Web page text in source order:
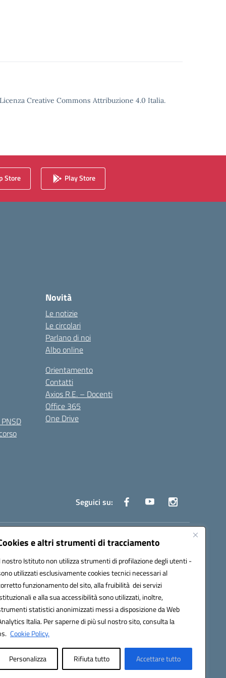
e altri strumenti di tracciamento
nostro Istituto non utilizza strumenti di profilazione degli utenti -
utilizzati esclusivamente cookies tecnici necessari al
funzionamento del sito, alla fruibilità dei servizi
e alla sua accessibilità sono utilizzati, inoltre,
statistici anonimizzati messi a disposizione da Web
Italia. Per saperne di più sul nostro sito, consulta la
Cookie Policy.
Personalizza Rifiuta tutto Accettare tutto
Creative Commons Attribuzione 4.0 Italia.
Store Play Store
Novità
Le notizie
Le circolari
Parlano di noi
Albo online
Orientamento
Contatti
Axios R.E. – Docenti
Office 365
One Drive
Seguici su:
ufficio: UFOYYV | C.Fisc: 93056740637